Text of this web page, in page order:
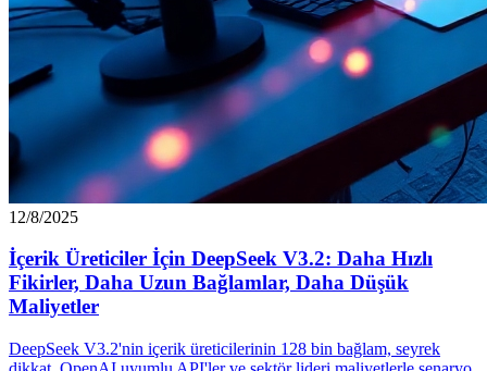
12/8/2025
İçerik Üreticiler İçin DeepSeek V3.2: Daha Hızlı
Fikirler, Daha Uzun Bağlamlar, Daha Düşük
Maliyetler
DeepSeek V3.2'nin içerik üreticilerinin 128 bin bağlam, seyrek